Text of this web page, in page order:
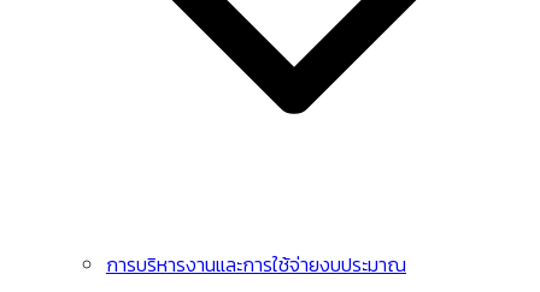
การบริหารงานและการใช้จ่ายงบประมาณ